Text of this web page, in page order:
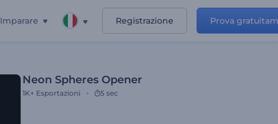
Imparare Registrazione Prova
Neon Spheres Opener
1K+ Esportazioni 5 sec